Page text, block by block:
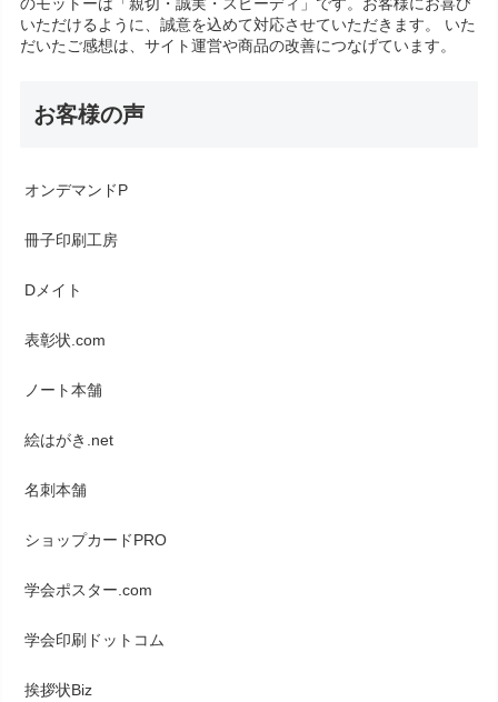
いただけるように、誠意を込めて対応させていただきます。 いた
だいたご感想は、サイト運営や商品の改善につなげています。
お客様の声
オンデマンドP
冊子印刷工房
Dメイト
表彰状.com
ノート本舗
絵はがき.net
名刺本舗
ショップカードPRO
学会ポスター.com
学会印刷ドットコム
挨拶状Biz